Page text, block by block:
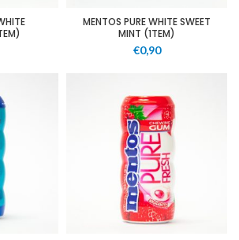
MENTOS PURE WHITE SWEET
MINT (1TEM)
€0,90